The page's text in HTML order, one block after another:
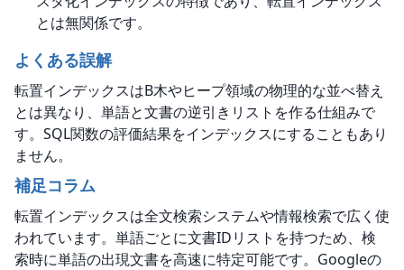
とは無関係です。
よくある誤解
転置インデックスはB木やヒープ領域の物理的な並べ替え
とは異なり、単語と文書の逆引きリストを作る仕組みで
す。SQL関数の評価結果をインデックスにすることもあり
ません。
補足コラム
転置インデックスは全文検索システムや情報検索で広く使
われています。単語ごとに文書IDリストを持つため、検
索時に単語の出現文書を高速に特定可能です。Googleの